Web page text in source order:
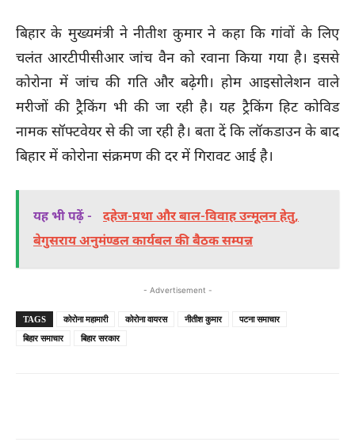
बिहार के मुख्यमंत्री ने नीतीश कुमार ने कहा कि गांवों के लिए
चलंत आरटीपीसीआर जांच वैन को रवाना किया गया है। इससे
कोरोना में जांच की गति और बढ़ेगी। होम आइसोलेशन वाले
मरीजों की ट्रैकिंग भी की जा रही है। यह ट्रैकिंग हिट कोविड
नामक सॉफ्टवेयर से की जा रही है। बता दें कि लॉकडाउन के बाद
बिहार में कोरोना संक्रमण की दर में गिरावट आई है।
यह भी पढ़ें -
दहेज-प्रथा और बाल-विवाह उन्मूलन हेतु,
बेगुसराय अनुमंण्डल कार्यबल की बैठक सम्पन्न
- Advertisement -
TAGS कोरोना महामारी कोरोना वायरस नीतीश कुमार
पटना समाचार
बिहार समाचार
बिहार सरकार